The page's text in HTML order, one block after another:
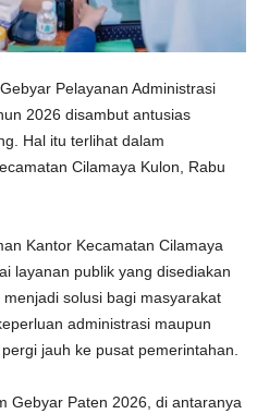
Pelayanan Administrasi
2026 disambut antusias
Hal itu terlihat dalam
Cilamaya Kulon, Rabu
Kantor Kecamatan Cilamaya
layanan publik yang disediakan
solusi bagi masyarakat
administrasi maupun
jauh ke pusat pemerintahan.
Gebyar Paten 2026, di antaranya